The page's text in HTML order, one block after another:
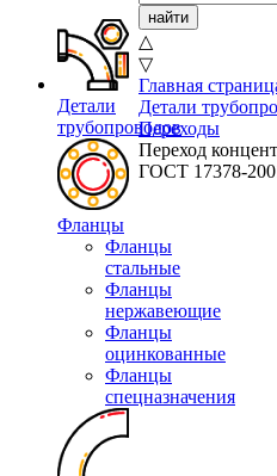
Детали
трубопроводов
Фланцы
Фланцы
стальные
Фланцы
нержавеющие
Фланцы
оцинкованные
Фланцы
спецназначения
△
▽
Главная
Детали
Переходы
Переход
ГОСТ 17378-